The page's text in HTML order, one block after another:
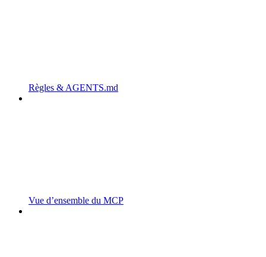
Règles & AGENTS.md
Vue d’ensemble du MCP